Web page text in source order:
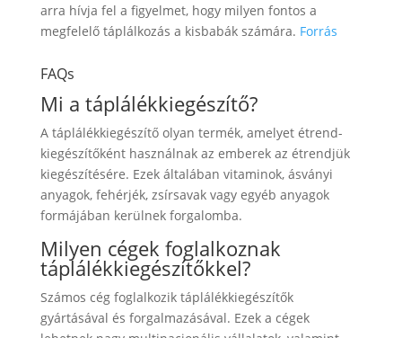
arra hívja fel a figyelmet, hogy milyen fontos a
megfelelő táplálkozás a kisbabák számára. Forrás
FAQs
Mi a táplálékkiegészítő?
A táplálékkiegészítő olyan termék, amelyet étrend-
kiegészítőként használnak az emberek az étrendjük
kiegészítésére. Ezek általában vitaminok, ásványi
anyagok, fehérjék, zsírsavak vagy egyéb anyagok
formájában kerülnek forgalomba.
Milyen cégek foglalkoznak
táplálékkiegészítőkkel?
Számos cég foglalkozik táplálékkiegészítők
gyártásával és forgalmazásával. Ezek a cégek